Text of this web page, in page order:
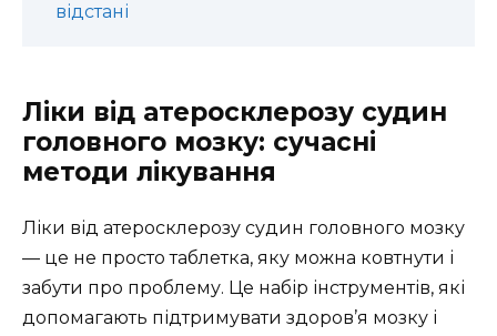
відстані
Ліки від атеросклерозу судин
головного мозку: сучасні
методи лікування
Ліки від атеросклерозу судин головного мозку
— це не просто таблетка, яку можна ковтнути і
забути про проблему. Це набір інструментів, які
допомагають підтримувати здоров’я мозку і